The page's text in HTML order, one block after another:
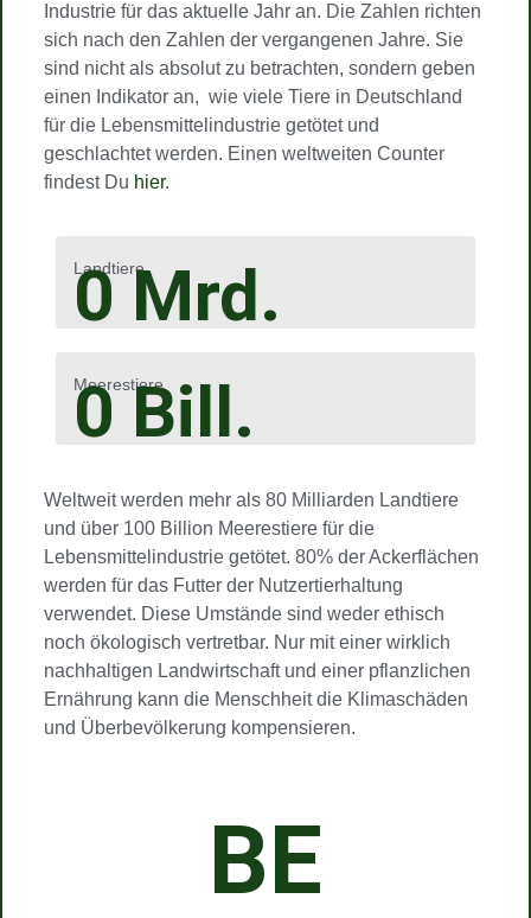
Industrie für das aktuelle Jahr an. Die Zahlen richten
sich nach den Zahlen der vergangenen Jahre. Sie
sind nicht als absolut zu betrachten, sondern geben
einen Indikator an, wie viele Tiere in Deutschland
für die Lebensmittelindustrie getötet und
geschlachtet werden. Einen weltweiten Counter
findest Du hier.
Landtiere
0 Mrd.
Meerestiere
0 Bill.
Weltweit werden mehr als 80 Milliarden Landtiere
und über 100 Billion Meerestiere für die
Lebensmittelindustrie getötet. 80% der Ackerflächen
werden für das Futter der Nutzertierhaltung
verwendet. Diese Umstände sind weder ethisch
noch ökologisch vertretbar. Nur mit einer wirklich
nachhaltigen Landwirtschaft und einer pflanzlichen
Ernährung kann die Menschheit die Klimaschäden
und Überbevölkerung kompensieren.
BE